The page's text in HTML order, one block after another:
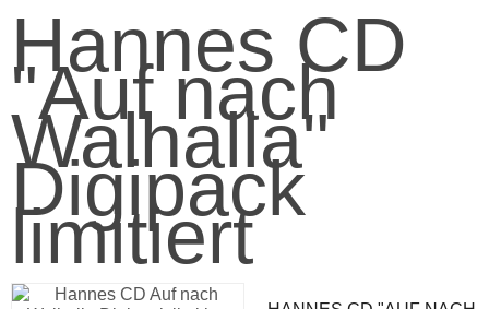
Hannes CD
"Auf nach
Walhalla"
Digipack
limitiert